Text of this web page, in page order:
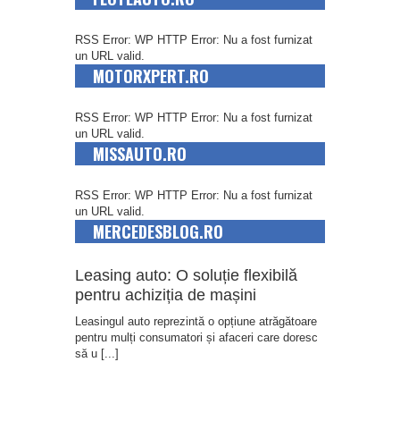
RSS Error: WP HTTP Error: Nu a fost furnizat
un URL valid.
MOTORXPERT.RO
RSS Error: WP HTTP Error: Nu a fost furnizat
un URL valid.
MISSAUTO.RO
RSS Error: WP HTTP Error: Nu a fost furnizat
un URL valid.
MERCEDESBLOG.RO
Leasing auto: O soluție flexibilă
pentru achiziția de mașini
Leasingul auto reprezintă o opțiune atrăgătoare
pentru mulți consumatori și afaceri care doresc
să u [...]